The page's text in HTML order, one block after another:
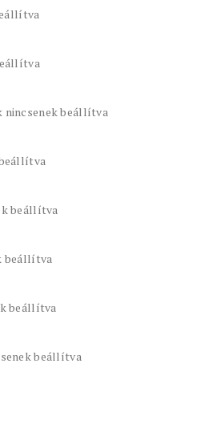
nincsenek beállítva
beállítva
beállítva
beállítva
beállítva